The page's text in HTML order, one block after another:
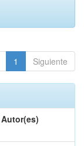
1 Siguiente
Autor(es)